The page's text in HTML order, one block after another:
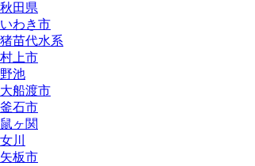
秋田県
いわき市
猪苗代水系
村上市
野池
大船渡市
釜石市
鼠ヶ関
女川
矢板市